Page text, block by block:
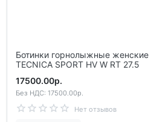
Ботинки горнолыжные женские
TECNICA SPORT HV W RT 27.5
17500.00р.
Без НДС: 17500.00р.
Нет отзывов